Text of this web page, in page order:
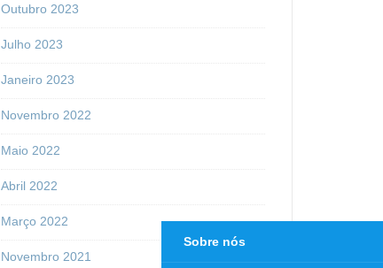
Outubro 2023
Julho 2023
Janeiro 2023
Novembro 2022
Maio 2022
Abril 2022
Março 2022
Novembro 2021
Sobre nós